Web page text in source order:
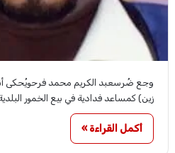
وجع ضُرسعبد الكريم محمد فرحويُحكى
زين) كمساعد فدادية في بيع الخمور
أكمل القراءة »